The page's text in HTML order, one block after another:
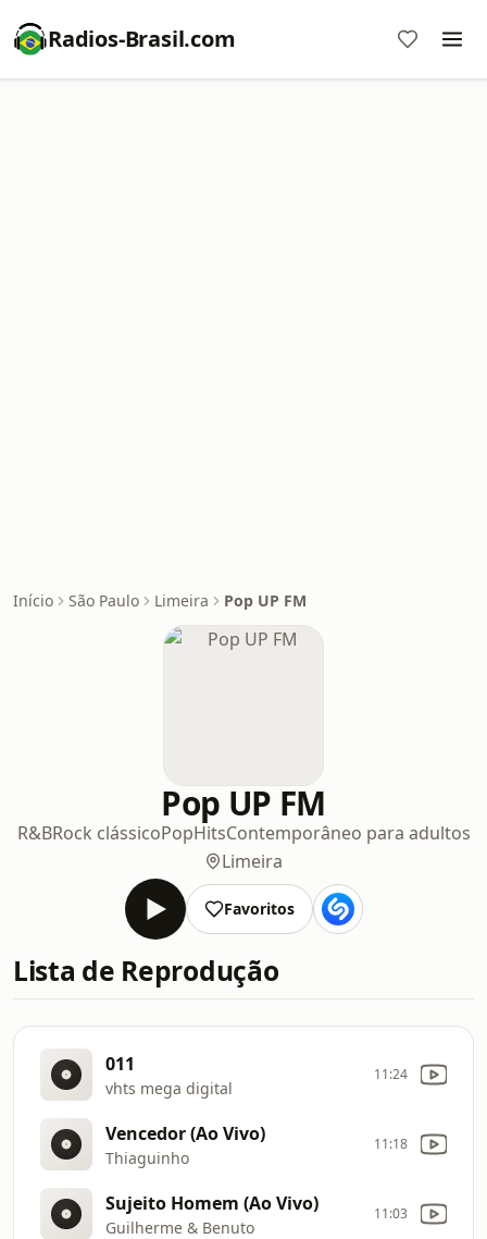
Radios-Brasil.com
Início São Paulo Limeira Pop UP FM
Pop UP FM
R&BRock clássicoPopHitsContemporâneo para adultos
Limeira
Favoritos
Lista de Reprodução
011
vhts mega digital
11:24
Vencedor (Ao Vivo)
Thiaguinho
11:18
Sujeito Homem (Ao Vivo)
Guilherme & Benuto
11:03